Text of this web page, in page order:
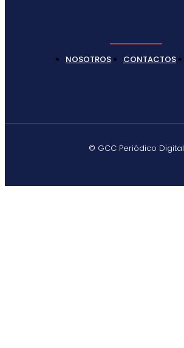
NOSOTROS CONTACTOS
© GCC Periódico Digital